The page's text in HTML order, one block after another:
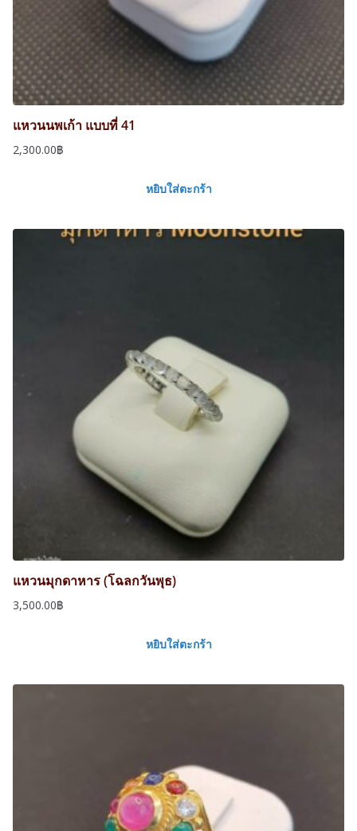
แหวนนพเก้า แบบที่ 41
2,300.00฿
หยิบใส่ตะกร้า
แหวนมุกดาหาร (โฉลกวันพุธ)
3,500.00฿
หยิบใส่ตะกร้า